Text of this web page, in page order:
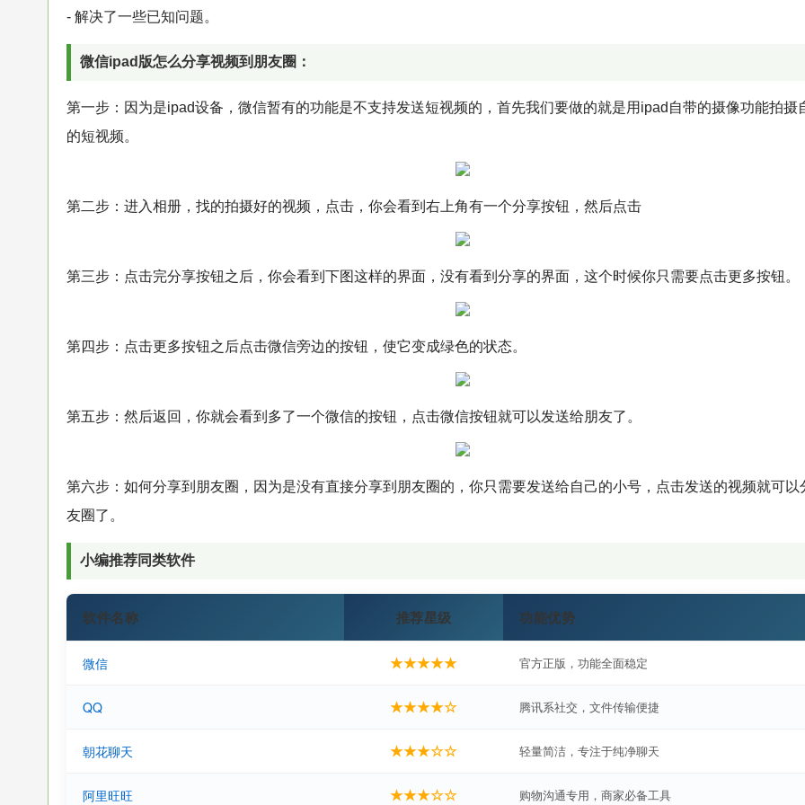
- 解决了一些已知问题。
微信ipad版怎么分享视频到朋友圈：
第一步：因为是ipad设备，微信暂有的功能是不支持发送短视频的，首先我们要做的就是用ipad自带的摄像功能拍摄
的短视频。
第二步：进入相册，找的拍摄好的视频，点击，你会看到右上角有一个分享按钮，然后点击
第三步：点击完分享按钮之后，你会看到下图这样的界面，没有看到分享的界面，这个时候你只需要点击更多按钮。
第四步：点击更多按钮之后点击微信旁边的按钮，使它变成绿色的状态。
第五步：然后返回，你就会看到多了一个微信的按钮，点击微信按钮就可以发送给朋友了。
第六步：如何分享到朋友圈，因为是没有直接分享到朋友圈的，你只需要发送给自己的小号，点击发送的视频就可以
友圈了。
小编推荐同类软件
软件名称 推荐星级 功能优势
微信 ★★★★★ 官方正版，功能全面稳定
QQ ★★★★☆ 腾讯系社交，文件传输便捷
朝花聊天 ★★★☆☆ 轻量简洁，专注于纯净聊天
阿里旺旺 ★★★☆☆ 购物沟通专用，商家必备工具